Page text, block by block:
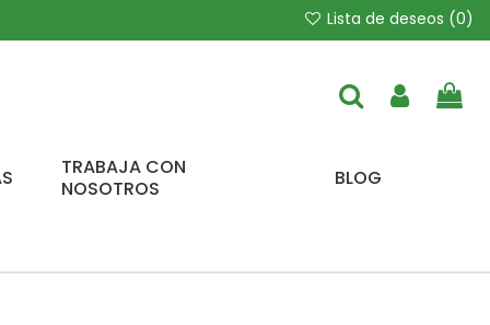
Lista de deseos (0)
TRABAJA CON
NOSOTROS
BLOG